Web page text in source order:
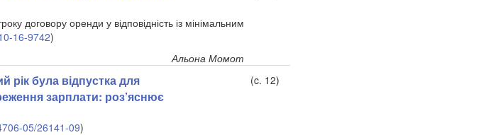
договору оренди у відповідність із мінімальним
16-9742)
Альона Момот
рік була відпустка для
зарплати: роз’яснює
(c. 12)
05/26141-09)